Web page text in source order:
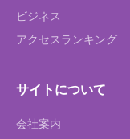
ビジネス
アクセスランキング
サイトについて
会社案内